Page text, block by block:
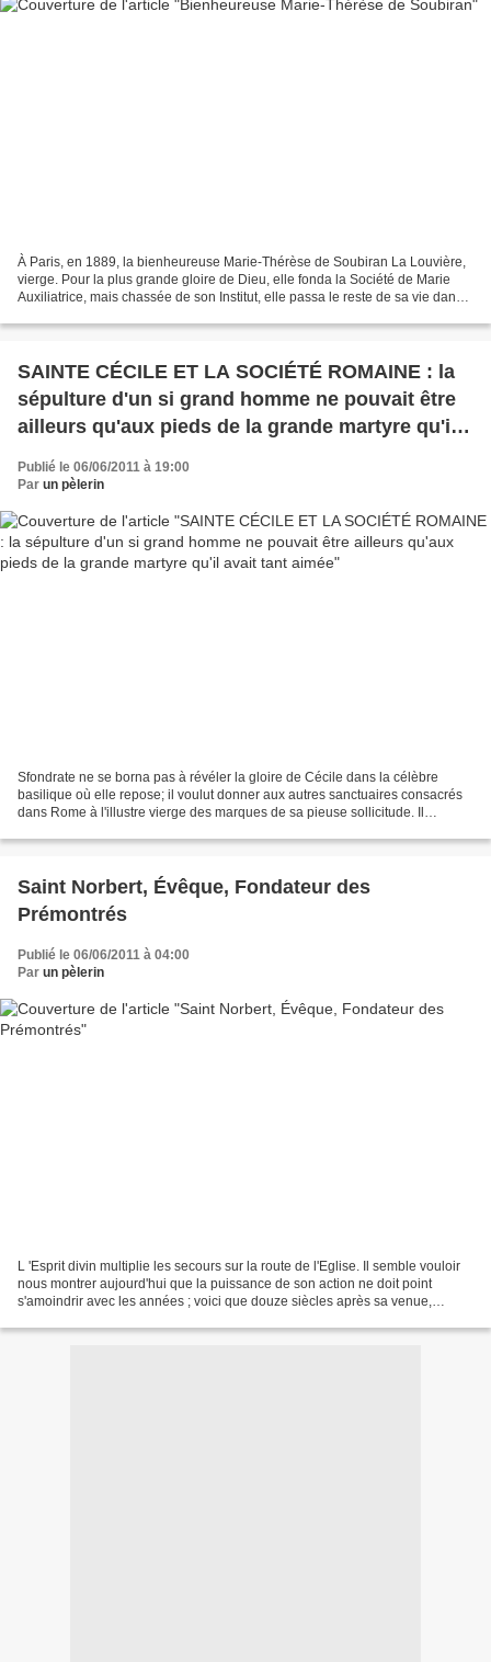
À Paris, en 1889, la bienheureuse Marie-Thérèse de Soubiran La Louvière,
vierge. Pour la plus grande gloire de Dieu, elle fonda la Société de Marie
Auxiliatrice, mais chassée de son Institut, elle passa le reste de sa vie dans
SAINTE CÉCILE ET LA SOCIÉTÉ ROMAINE : la
sépulture d'un si grand homme ne pouvait être
ailleurs qu'aux pieds de la grande martyre qu'il
Publié le 06/06/2011 à 19:00
Par un pèlerin
Sfondrate ne se borna pas à révéler la gloire de Cécile dans la célèbre
basilique où elle repose; il voulut donner aux autres sanctuaires consacrés
dans Rome à l'illustre vierge des marques de sa pieuse sollicitude. Il
Saint Norbert, Évêque, Fondateur des
Prémontrés
Publié le 06/06/2011 à 04:00
Par un pèlerin
L 'Esprit divin multiplie les secours sur la route de l'Eglise. Il semble vouloir
nous montrer aujourd'hui que la puissance de son action ne doit point
s'amoindrir avec les années ; voici que douze siècles après sa venue,